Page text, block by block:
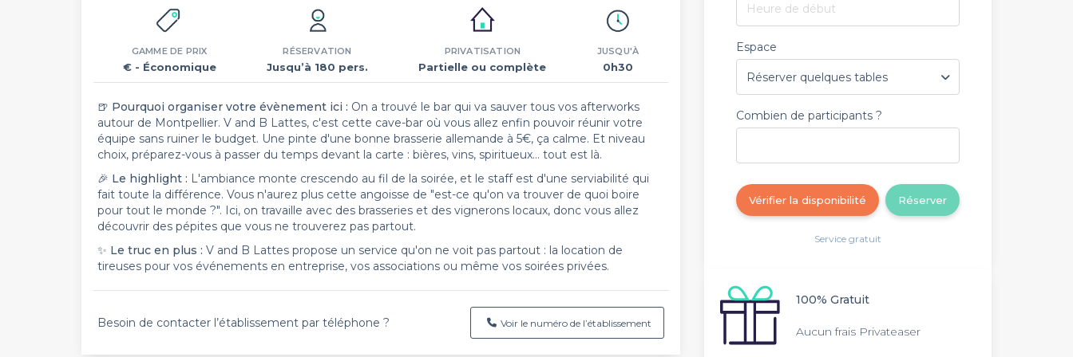
GAMME DE PRIX
€ - Économique
RÉSERVATION
Jusqu’à 180 pers.
PRIVATISATION
Partielle ou complète
JUSQU'À
0h30
🍺 Pourquoi organiser votre évènement ici : On a trouvé le bar qui va sauver tous vos afterworks
autour de Montpellier. V and B Lattes, c'est cette cave-bar où vous allez enfin pouvoir réunir votre
équipe sans ruiner le budget. Une pinte d'une bonne brasserie allemande à 5€, ça calme. Et niveau
choix, préparez-vous à passer du temps devant la carte : bières, vins, spiritueux… tout est là.
🎉 Le highlight : L'ambiance monte crescendo au fil de la soirée, et le staff est d'une serviabilité qui
fait toute la différence. Vous n'aurez plus cette angoisse de "est-ce qu'on va trouver de quoi boire
pour tout le monde ?". Ici, on travaille avec des brasseries et des vignerons locaux, donc vous allez
découvrir des pépites que vous ne trouverez pas partout.
✨ Le truc en plus : V and B Lattes propose un service qu'on ne voit pas partout : la location de
tireuses pour vos événements en entreprise, vos associations ou même vos soirées privées.
Besoin de contacter l’établissement par téléphone ? Voir le numéro de l’établissement
Heure de début
Espace
Combien de participants ?
Réserver
Vérifier la disponibilité
Service gratuit
100% Gratuit
Aucun frais Privateaser